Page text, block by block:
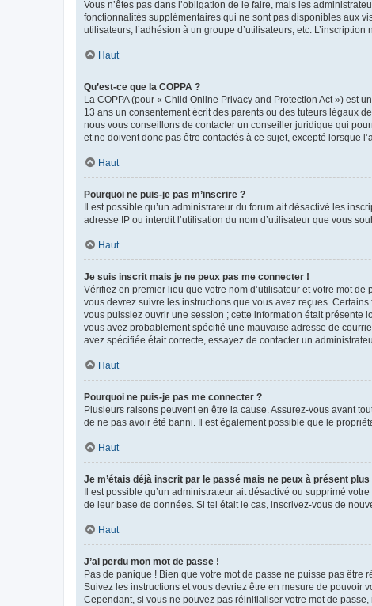
Vous n’êtes pas dans l’obligation de le faire, mais les
fonctionnalités supplémentaires qui ne sont pas disponibles aux
utilisateurs, l’adhésion à un groupe d’utilisateurs, etc.
Haut
Qu’est-ce que la COPPA ?
La COPPA (pour « Child Online Privacy and Protection Act ») est
13 ans un consentement écrit des parents ou des tuteurs légaux
nous vous conseillons de contacter un conseiller juridique qui
et ne doivent donc pas être contactés à ce sujet, excepté lorsque
Haut
Pourquoi ne puis-je pas m’inscrire ?
Il est possible qu’un administrateur du forum ait désactivé les
adresse IP ou interdit l’utilisation du nom d’utilisateur que vous
Haut
Je suis inscrit mais je ne peux pas me connecter !
Vérifiez en premier lieu que votre nom d’utilisateur et votre mot
vous devrez suivre les instructions que vous avez reçues.
vous puissiez ouvrir une session ; cette information était présente
vous avez probablement spécifié une mauvaise adresse de
avez spécifiée était correcte, essayez de contacter un
Haut
Pourquoi ne puis-je pas me connecter ?
Plusieurs raisons peuvent en être la cause. Assurez-vous avant
de ne pas avoir été banni. Il est également possible que le
Haut
Je m’étais déjà inscrit par le passé mais ne peux à présent
Il est possible qu’un administrateur ait désactivé ou supprimé
de leur base de données. Si tel était le cas, inscrivez-vous de
Haut
J’ai perdu mon mot de passe !
Pas de panique ! Bien que votre mot de passe ne puisse pas être
Suivez les instructions et vous devriez être en mesure de pouvoir
Cependant, si vous ne pouvez pas réinitialiser votre mot de